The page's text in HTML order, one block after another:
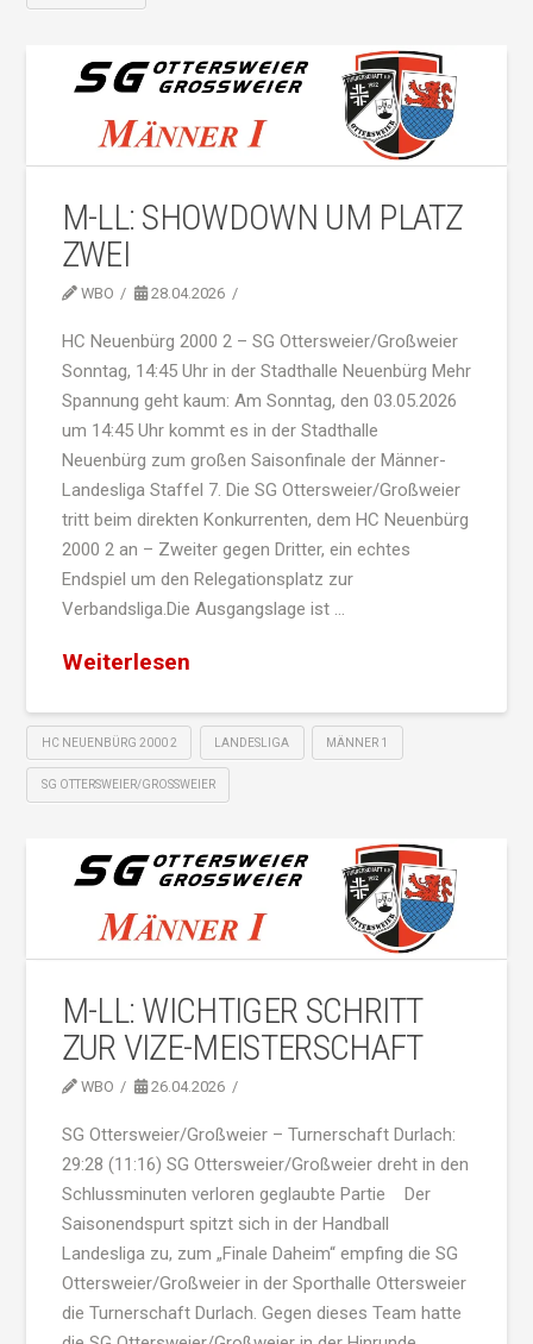
M-LL: SHOWDOWN UM PLATZ
ZWEI
WBO 28.04.2026
HC Neuenbürg 2000 2 – SG Ottersweier/Großweier
Sonntag, 14:45 Uhr in der Stadthalle Neuenbürg Mehr
Spannung geht kaum: Am Sonntag, den 03.05.2026
um 14:45 Uhr kommt es in der Stadthalle
Neuenbürg zum großen Saisonfinale der Männer-
Landesliga Staffel 7. Die SG Ottersweier/Großweier
tritt beim direkten Konkurrenten, dem HC Neuenbürg
2000 2 an – Zweiter gegen Dritter, ein echtes
Endspiel um den Relegationsplatz zur
Verbandsliga.Die Ausgangslage ist …
Weiterlesen
HC NEUENBÜRG 2000 2 LANDESLIGA MÄNNER 1
SG OTTERSWEIER/GROSSWEIER
M-LL: WICHTIGER SCHRITT
ZUR VIZE-MEISTERSCHAFT
WBO 26.04.2026
SG Ottersweier/Großweier – Turnerschaft Durlach:
29:28 (11:16) SG Ottersweier/Großweier dreht in den
Schlussminuten verloren geglaubte Partie Der
Saisonendspurt spitzt sich in der Handball
Landesliga zu, zum „Finale Daheim“ empfing die SG
Ottersweier/Großweier in der Sporthalle Ottersweier
die Turnerschaft Durlach. Gegen dieses Team hatte